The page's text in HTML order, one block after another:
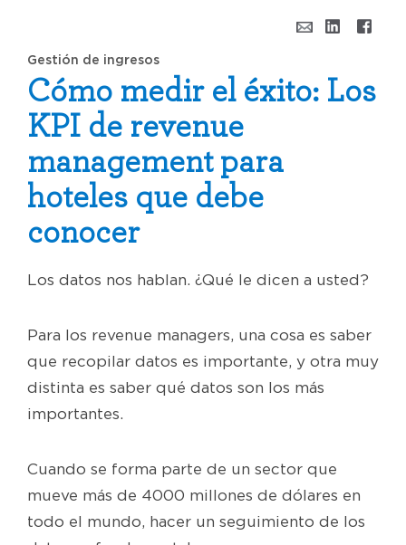
Gestión de ingresos
Cómo medir el éxito: Los
KPI de revenue
management para
hoteles que debe
conocer
Los datos nos hablan. ¿Qué le dicen a usted?
Para los revenue managers, una cosa es saber
que recopilar datos es importante, y otra muy
distinta es saber qué datos son los más
importantes.
Cuando se forma parte de un sector que
mueve más de 4000 millones de dólares en
todo el mundo, hacer un seguimiento de los